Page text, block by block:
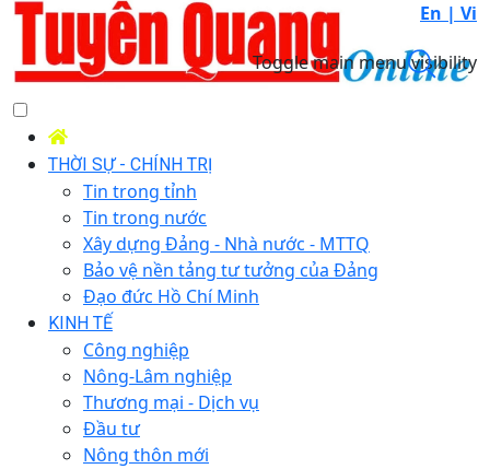
En | Vi
Toggle main menu visibility
THỜI SỰ - CHÍNH TRỊ
Tin trong tỉnh
Tin trong nước
Xây dựng Đảng - Nhà nước - MTTQ
Bảo vệ nền tảng tư tưởng của Đảng
Đạo đức Hồ Chí Minh
KINH TẾ
Công nghiệp
Nông-Lâm nghiệp
Thương mại - Dịch vụ
Đầu tư
Nông thôn mới